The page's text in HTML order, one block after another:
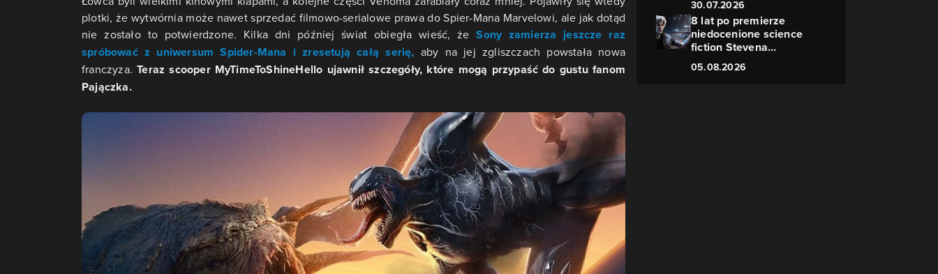
plotki, że wytwórnia może nawet sprzedać filmowo-serialowe prawa do Spier-Mana Marvelowi, ale jak dotąd
nie zostało to potwierdzone. Kilka dni później świat obiegła wieść, żeSony zamierza jeszcze raz
spróbować z uniwersum Spider-Mana i zresetują całą serię, aby na jej zgliszczach powstała nowa
franczyza.Teraz scooper MyTimeToShineHello ujawnił szczegóły, które mogą przypaść do gustu fanom
Pajączka.
30.07.2026
8 lat po premierze
niedocenione science
fiction Stevena...
05.08.2026